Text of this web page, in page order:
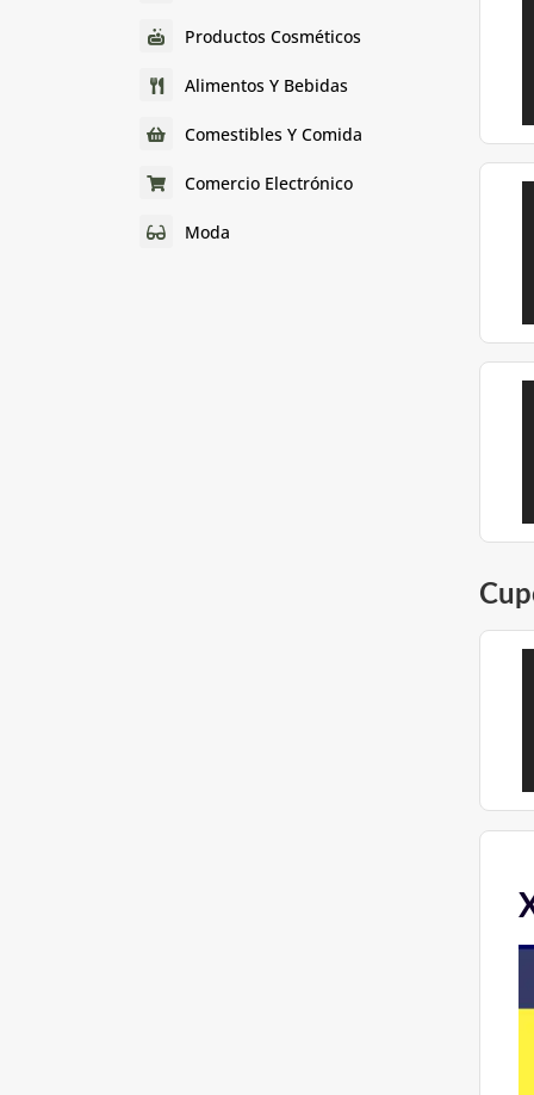
Productos Cosméticos
Alimentos Y Bebidas
Comestibles Y Comida
Comercio Electrónico
Moda